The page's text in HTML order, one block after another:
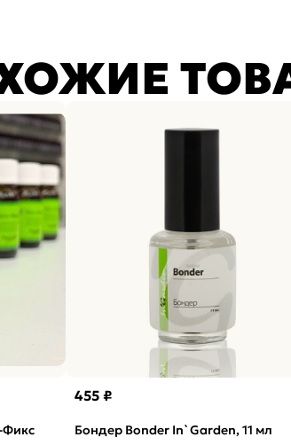
Фикс
455 ₽
Бондер Bonder In`Garden, 11 мл